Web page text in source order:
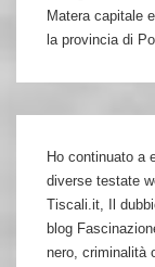
Matera capitale
la provincia di
Ho continuato a
diverse testate
Tiscali.it, Il
blog
nero, criminalità